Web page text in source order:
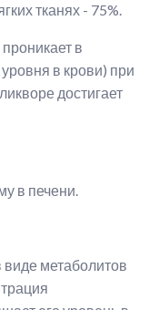
тканях - 75%.
в
в крови) при
достигает
в печени.
метаболитов